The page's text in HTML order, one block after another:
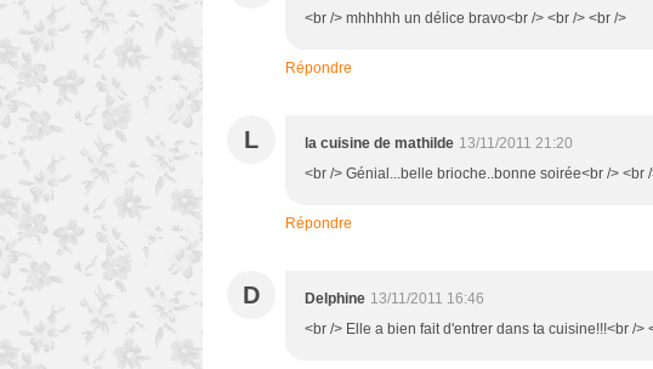
<br /> mhhhhh un délice bravo<br /> <br /> <br />
Répondre
L la cuisine de mathilde 13/11/2011 21:20
<br /> Génial...belle brioche..bonne soirée<br /> <br
Répondre
D Delphine 13/11/2011 16:46
<br /> Elle a bien fait d'entrer dans ta cuisine!!!<br />